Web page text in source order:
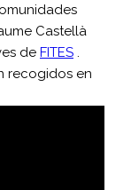
Castellà
de FITES .
recogidos en